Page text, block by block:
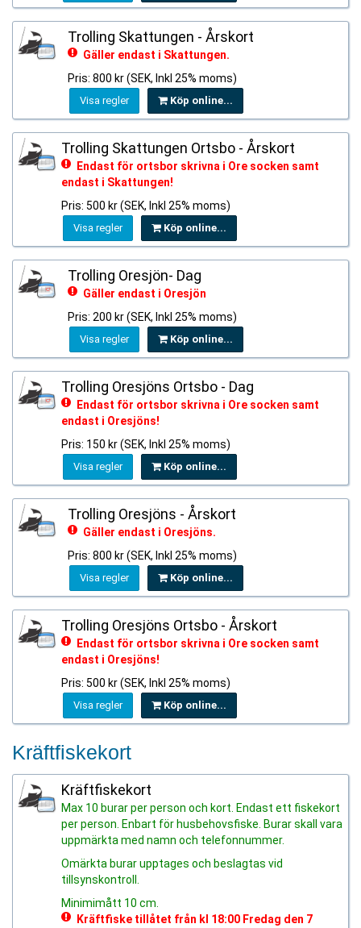
Trolling Skattungen - Årskort
Gäller endast i Skattungen.
Pris: 800 kr (SEK, Inkl 25% moms)
Visa regler Köp online...
Trolling Skattungen Ortsbo - Årskort
Endast för ortsbor skrivna i Ore socken samt
endast i Skattungen!
Pris: 500 kr (SEK, Inkl 25% moms)
Visa regler Köp online...
Trolling Oresjön- Dag
Gäller endast i Oresjön
Pris: 200 kr (SEK, Inkl 25% moms)
Visa regler Köp online...
Trolling Oresjöns Ortsbo - Dag
Endast för ortsbor skrivna i Ore socken samt
endast i Oresjöns!
Pris: 150 kr (SEK, Inkl 25% moms)
Visa regler Köp online...
Trolling Oresjöns - Årskort
Gäller endast i Oresjöns.
Pris: 800 kr (SEK, Inkl 25% moms)
Visa regler Köp online...
Trolling Oresjöns Ortsbo - Årskort
Endast för ortsbor skrivna i Ore socken samt
endast i Oresjöns!
Pris: 500 kr (SEK, Inkl 25% moms)
Visa regler Köp online...
Kräftfiskekort
Kräftfiskekort
Max 10 burar per person och kort. Endast ett fiskekort
per person. Enbart för husbehovsfiske. Burar skall vara
uppmärkta med namn och telefonnummer.
Omärkta burar upptages och beslagtas vid
tillsynskontroll.
Minimimått 10 cm.
Kräftfiske tillåtet från kl 18:00 Fredag den 7